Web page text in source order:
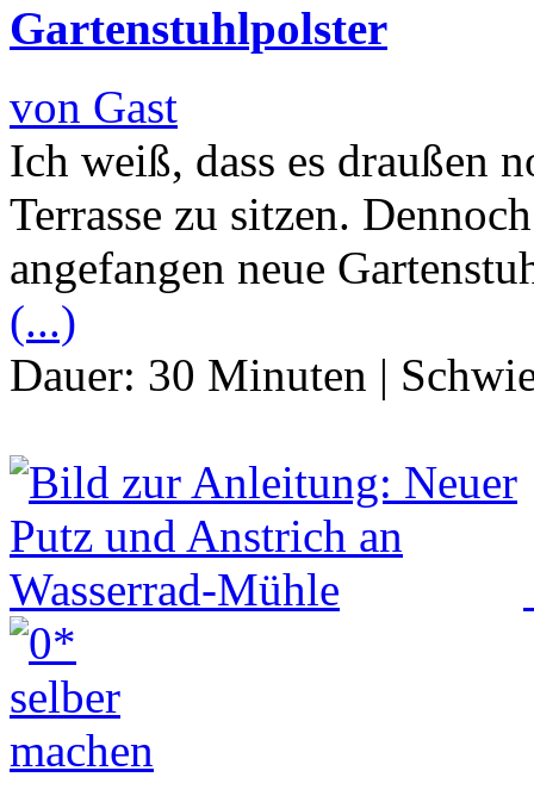
Gartenstuhlpolster
von Gast
Ich weiß, dass es draußen
Terrasse zu sitzen.
angefangen neue
(...)
Dauer: 30 Minuten |